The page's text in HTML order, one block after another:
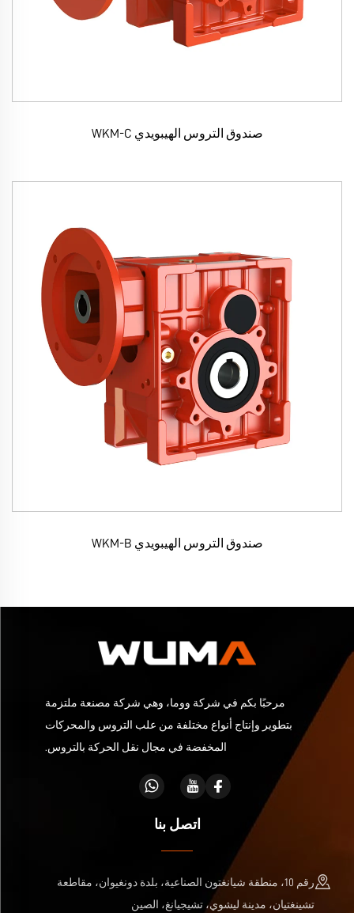
صندوق التروس الهيبويدي WKM-C
صندوق التروس الهيبويدي WKM-B
مرحبًا بكم في شركة ووما، وهي شركة مصنعة ملتزمة
بتطوير وإنتاج أنواع مختلفة من علب التروس والمحركات
المخفضة في مجال نقل الحركة بالتروس.
اتصل بنا
رقم 10، منطقة شيانغتون الصناعية، بلدة دونغيوان، مقاطعة
تشينغتيان، مدينة ليشوي، تشيجيانغ، الصين